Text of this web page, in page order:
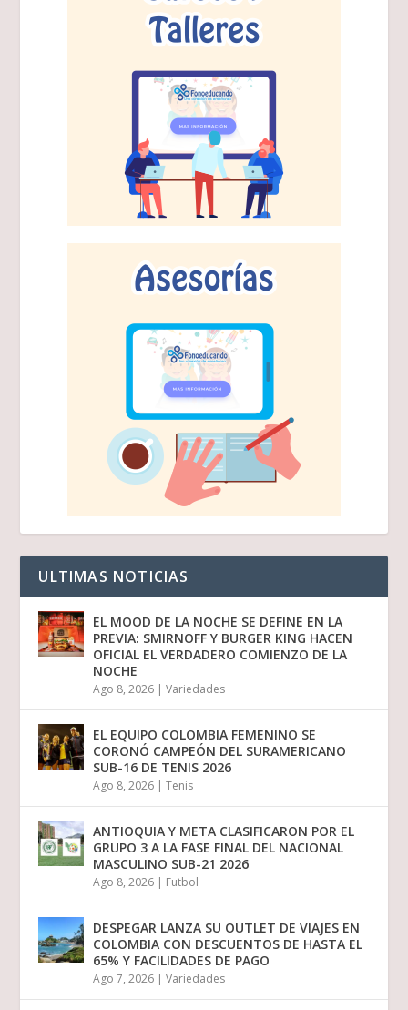
ULTIMAS NOTICIAS
EL MOOD DE LA NOCHE SE DEFINE EN LA
PREVIA: SMIRNOFF Y BURGER KING HACEN
OFICIAL EL VERDADERO COMIENZO DE LA
NOCHE
Ago 8, 2026 |Variedades
EL EQUIPO COLOMBIA FEMENINO SE
CORONÓ CAMPEÓN DEL SURAMERICANO
SUB-16 DE TENIS 2026
Ago 8, 2026 |Tenis
ANTIOQUIA Y META CLASIFICARON POR EL
GRUPO 3 A LA FASE FINAL DEL NACIONAL
MASCULINO SUB-21 2026
Ago 8, 2026 | Futbol
DESPEGAR LANZA SU OUTLET DE VIAJES EN
COLOMBIA CON DESCUENTOS DE HASTA EL
65% Y FACILIDADES DE PAGO
Ago 7, 2026 |Variedades